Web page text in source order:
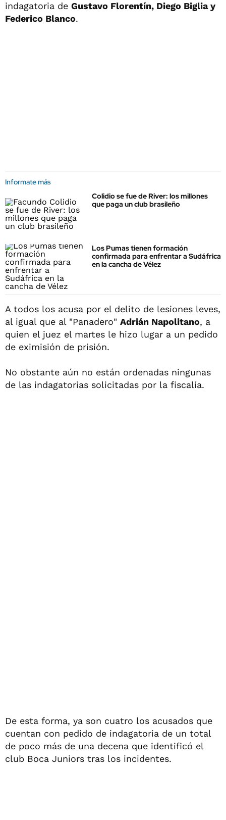
indagatoria de Gustavo Florentín, Diego Biglia y
Federico Blanco.
Informate más
Colidio se fue de River: los millones
que paga un club brasileño
Los Pumas tienen formación
confirmada para enfrentar a Sudáfrica
en la cancha de Vélez
A todos los acusa por el delito de lesiones leves,
al igual que al "Panadero" Adrián Napolitano, a
quien el juez el martes le hizo lugar a un pedido
de eximisión de prisión.
No obstante aún no están ordenadas ningunas
de las indagatorias solicitadas por la fiscalía.
De esta forma, ya son cuatro los acusados que
cuentan con pedido de indagatoria de un total
de poco más de una decena que identificó el
club Boca Juniors tras los incidentes.